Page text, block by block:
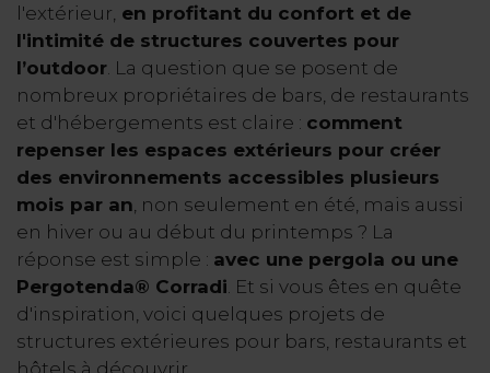
l'extérieur, en profitant du confort et de
l'intimité de structures couvertes pour
l’outdoor . La question que se posent de
nombreux propriétaires de bars, de restaurants
et d'hébergements est claire : comment
repenser les espaces extérieurs pour créer
des environnements accessibles plusieurs
mois par an , non seulement en été, mais aussi
en hiver ou au début du printemps ? La
réponse est simple : avec une pergola ou une
Pergotenda® Corradi . Et si vous êtes en quête
d'inspiration, voici quelques projets de
structures extérieures pour bars, restaurants et
hôtels à découvrir.